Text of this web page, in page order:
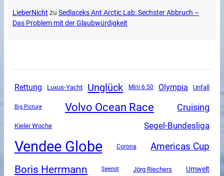
LieberNicht zu Sedlaceks Ant Arctic Lab: Sechster Abbruch –
Das Problem mit der Glaubwürdigkeit
Rettung Luxus-Yacht Unglück Mini 6.50 Olympia Unfall
Big Picture Volvo Ocean Race Cruising
Kieler Woche Segel-Bundesliga
Vendee Globe Corona Americas Cup
Boris Herrmann Seenot Jörg Riechers Umwelt